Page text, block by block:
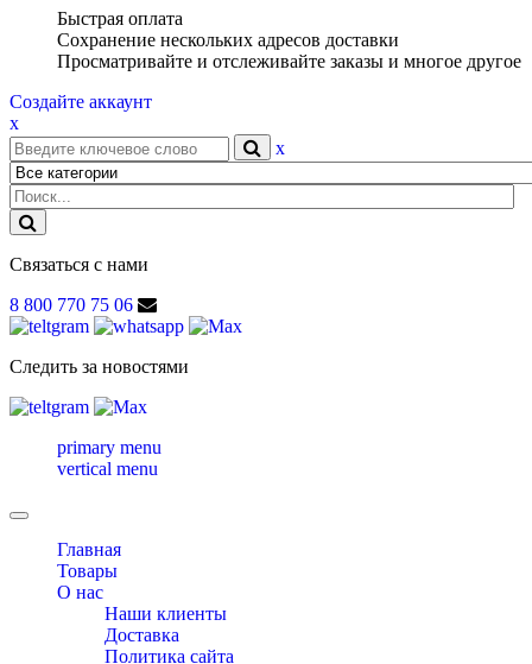
Быстрая оплата
Сохранение нескольких адресов доставки
Просматривайте и отслеживайте заказы и многое другое
Создайте аккаунт
x
x
Связаться с нами
8 800 770 75 06
Следить за новостями
primary menu
vertical menu
Toggle
navigationГлавная
Товары
О нас
Наши клиенты
Доставка
Политика сайта